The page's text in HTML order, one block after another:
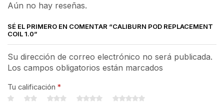
Aún no hay reseñas.
SÉ EL PRIMERO EN COMENTAR “CALIBURN POD REPLACEMENT
COIL 1.0”
Su dirección de correo electrónico no será publicada.
Los campos obligatorios están marcados
Tu calificación *